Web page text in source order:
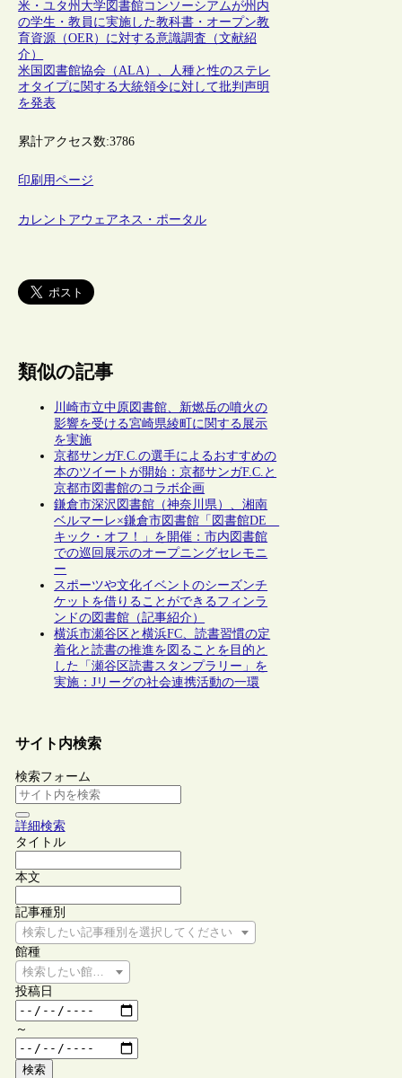
米・ユタ州大学図書館コンソーシアムが州内
の学生・教員に実施した教科書・オープン教
育資源（OER）に対する意識調査（文献紹
介）
米国図書館協会（ALA）、人種と性のステレ
オタイプに関する大統領令に対して批判声明
を発表
累計アクセス数:3786
印刷用ページ
カレントアウェアネス・ポータル
類似の記事
川崎市立中原図書館、新燃岳の噴火の
影響を受ける宮崎県綾町に関する展示
を実施
京都サンガF.C.の選手によるおすすめの
本のツイートが開始：京都サンガF.C.と
京都市図書館のコラボ企画
鎌倉市深沢図書館（神奈川県）、湘南
ベルマーレ×鎌倉市図書館「図書館DE
キック・オフ！」を開催：市内図書館
での巡回展示のオープニングセレモニ
ー
スポーツや文化イベントのシーズンチ
ケットを借りることができるフィンラ
ンドの図書館（記事紹介）
横浜市瀬谷区と横浜FC、読書習慣の定
着化と読書の推進を図ることを目的と
した「瀬谷区読書スタンプラリー」を
実施：Jリーグの社会連携活動の一環
サイト内検索
検索フォーム
詳細検索
タイトル
本文
記事種別
検索したい記事種別を選択してください
館種
検索したい館種を選択してください
投稿日
～
検索